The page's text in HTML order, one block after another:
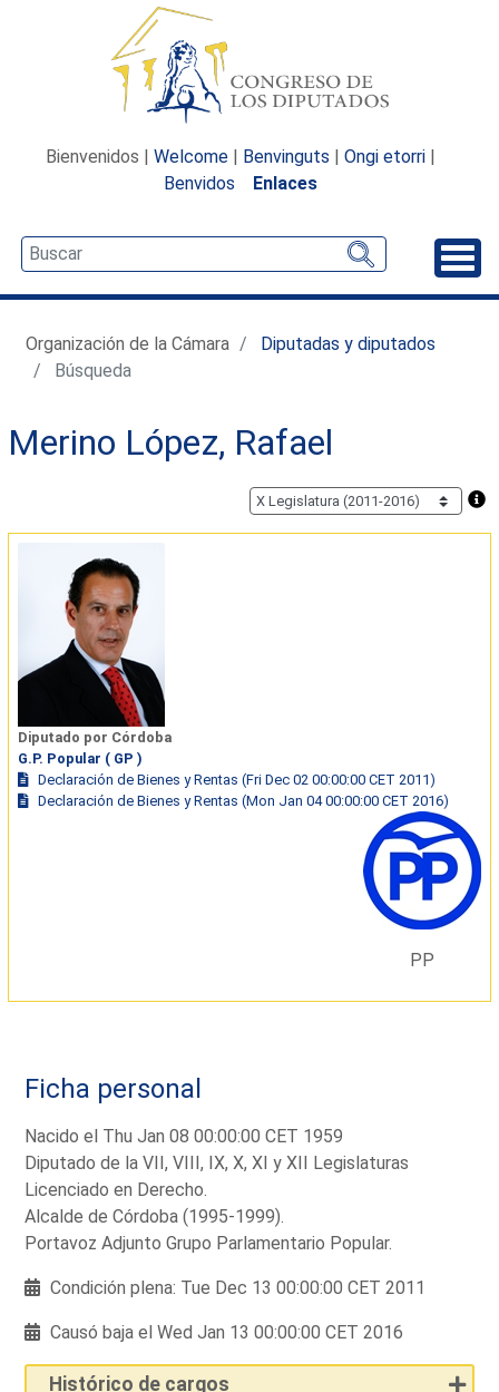
Bienvenidos | Welcome | Benvinguts | Ongi etorri |
Benvidos
Enlaces
Organización de la Cámara
Diputadas y diputados
Búsqueda
Merino López, Rafael
Diputado por Córdoba
G.P. Popular ( GP )
Declaración de Bienes y Rentas (Fri Dec 02 00:00:00 CET 2011)
Declaración de Bienes y Rentas (Mon Jan 04 00:00:00 CET 2016)
PP
Ficha personal
Nacido el Thu Jan 08 00:00:00 CET 1959
Diputado de la VII, VIII, IX, X, XI y XII Legislaturas
Licenciado en Derecho.
Alcalde de Córdoba (1995-1999).
Portavoz Adjunto Grupo Parlamentario Popular.
Condición plena: Tue Dec 13 00:00:00 CET 2011
Causó baja el Wed Jan 13 00:00:00 CET 2016
Histórico de cargos